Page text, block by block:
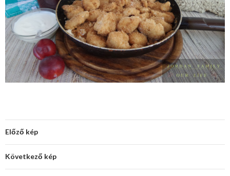
Előző kép
Következő kép